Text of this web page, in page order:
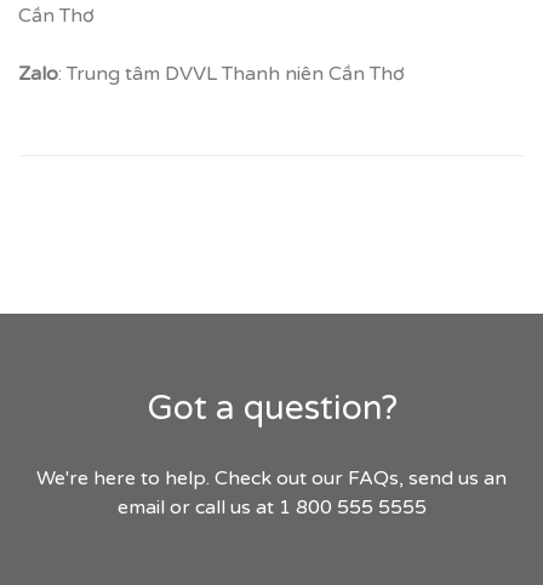
Cần Thơ
Zalo: Trung tâm DVVL Thanh niên Cần Thơ
Got a question?
We're here to help. Check out our FAQs, send us an
email or call us at 1 800 555 5555